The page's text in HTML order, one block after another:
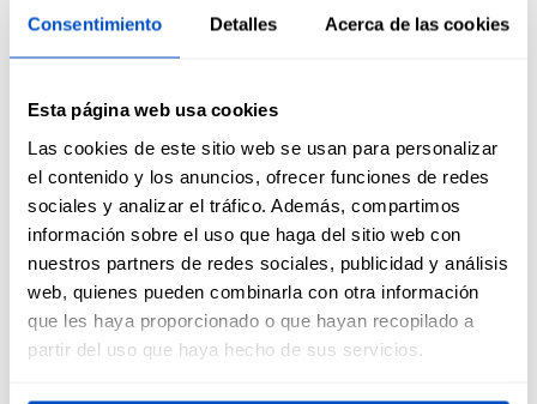
Consentimiento Detalles Acerca de las cookies
Esta página web usa cookies
Las cookies de este sitio web se usan para personalizar
el contenido y los anuncios, ofrecer funciones de redes
sociales y analizar el tráfico. Además, compartimos
información sobre el uso que haga del sitio web con
nuestros partners de redes sociales, publicidad y análisis
web, quienes pueden combinarla con otra información
que les haya proporcionado o que hayan recopilado a
partir del uso que haya hecho de sus servicios.
Enviar